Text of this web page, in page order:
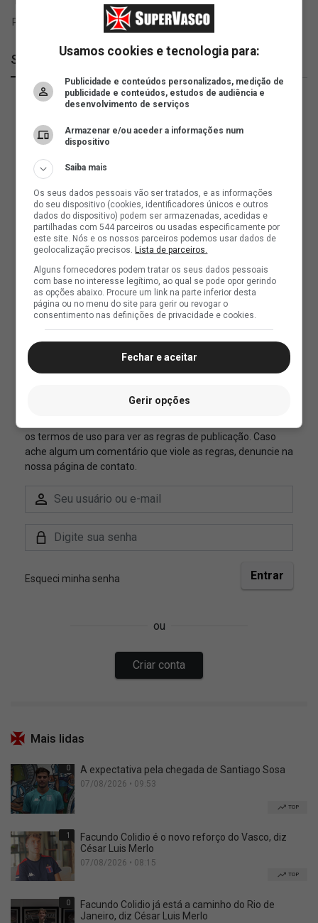
SuperVasco
Mais lidas
0 A expectativa pela chegada de Santiago Sosa
07/08/2026 • 09:53
TOP
1
Facundo Colidio é o novo reforço do Vasco, diz
César Luis Merlo
07/08/2026 • 08:15
TOP
0
Facundo Colidio já está a caminho do Rio de
Janeiro, diz César Luis Merlo
Usamos cookies e tecnologia para:
Publicidade e conteúdos personalizados, medição de
publicidade e conteúdos, estudos de audiência e
desenvolvimento de serviços
Armazenar e/ou aceder a informações num
dispositivo
Saiba mais
Os seus dados pessoais vão ser tratados, e as informações
do seu dispositivo (cookies, identificadores únicos e outros
dados do dispositivo) podem ser armazenadas, acedidas e
partilhadas com 544 parceiros ou usadas especificamente por
este site. Nós e os nossos parceiros podemos usar dados de
geolocalização precisos. Lista de parceiros.
Alguns fornecedores podem tratar os seus dados pessoais
com base no interesse legítimo, ao qual se pode opor gerindo
as opções abaixo. Procure um link na parte inferior desta
página ou no menu do site para gerir ou revogar o
consentimento nas definições de privacidade e cookies.
Fechar e aceitar
Gerir opções